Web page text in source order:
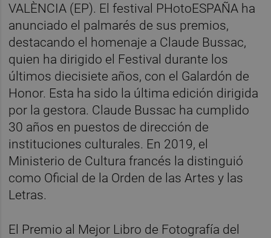
VALÈNCIA (EP). El festival PHotoESPAÑA ha
anunciado el palmarés de sus premios,
destacando el homenaje a Claude Bussac,
quien ha dirigido el Festival durante los
últimos diecisiete años, con el Galardón de
Honor. Esta ha sido la última edición dirigida
por la gestora. Claude Bussac ha cumplido
30 años en puestos de dirección de
instituciones culturales. En 2019, el
Ministerio de Cultura francés la distinguió
como Oficial de la Orden de las Artes y las
Letras.
El Premio al Mejor Libro de Fotografía del